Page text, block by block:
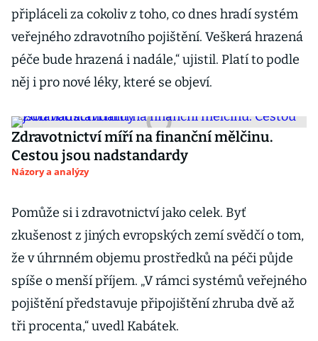
připláceli za cokoliv z toho, co dnes hradí systém
veřejného zdravotního pojištění. Veškerá hrazená
péče bude hrazená i nadále,“ ujistil. Platí to podle
něj i pro nové léky, které se objeví.
Zdravotnictví míří na finanční mělčinu.
Cestou jsou nadstandardy
Názory a analýzy
Pomůže si i zdravotnictví jako celek. Byť
zkušenost z jiných evropských zemí svědčí o tom,
že v úhrnném objemu prostředků na péči půjde
spíše o menší příjem. „V rámci systémů veřejného
pojištění představuje připojištění zhruba dvě až
tři procenta,“ uvedl Kabátek.